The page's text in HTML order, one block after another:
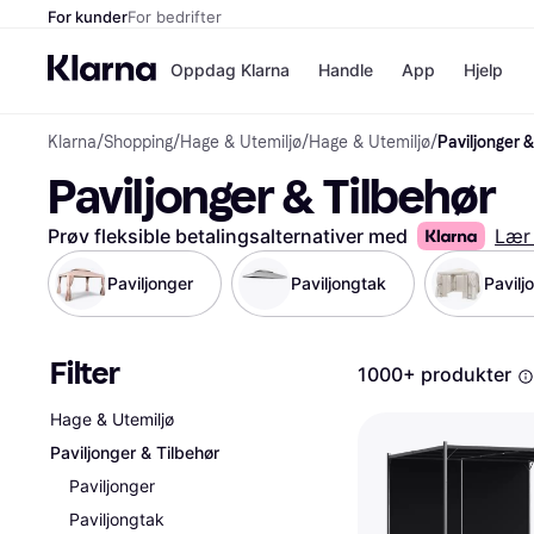
For kunderFor bedrifter
Oppdag Klarna
Betal nå
Betal i 3
Betal innen
Finansiering
Vipps
Handle
Butikker
App Hjelp
Klarna/Shopping/Hage & Utemiljø/Hage & Utemiljø/Paviljonger
Paviljonger & Tilbehør
Prøv fleksible betalingsalternativer med Lær
Paviljonger Paviljongtak
Filter
Hage & Utemiljø
Paviljonger & Tilbehør
Paviljonger
Paviljongtak
1000+ produkter